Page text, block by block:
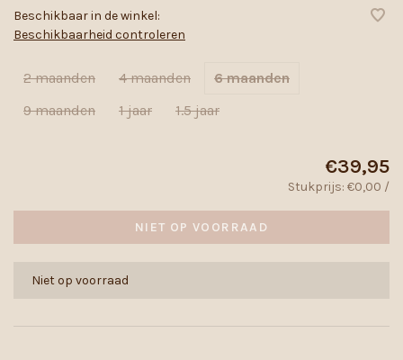
Beschikbaar in de winkel:
Beschikbaarheid controleren
2 maanden 4 maanden
6 maanden
9 maanden
1 jaar 1.5 jaar
€39,95
Stukprijs: €0,00 /
NIET OP VOORRAAD
Niet op voorraad